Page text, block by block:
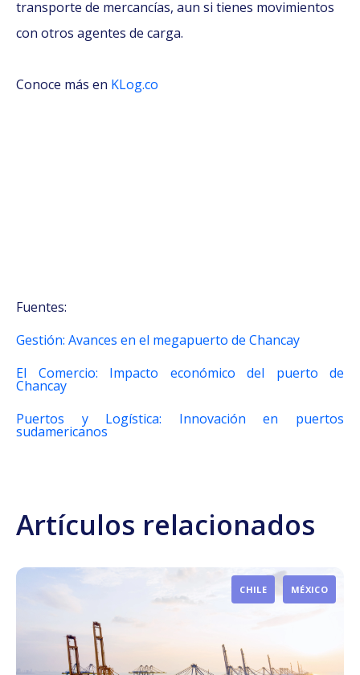
transporte de mercancías, aun si tienes movimientos
con otros agentes de carga.
Conoce más en KLog.co
Fuentes:
Gestión: Avances en el megapuerto de Chancay
El Comercio: Impacto económico del puerto de
Chancay
Puertos y Logística: Innovación en puertos
sudamericanos
Artículos relacionados
CHILE MÉXICO